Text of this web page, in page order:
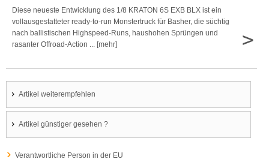
Diese neueste Entwicklung des 1/8 KRATON 6S EXB BLX ist ein
vollausgestatteter ready-to-run Monstertruck für Basher, die süchtig
nach ballistischen Highspeed-Runs, haushohen Sprüngen und
rasanter Offroad-Action ... [mehr]
>
Artikel weiterempfehlen
Artikel günstiger gesehen ?
Verantwortliche Person in der EU